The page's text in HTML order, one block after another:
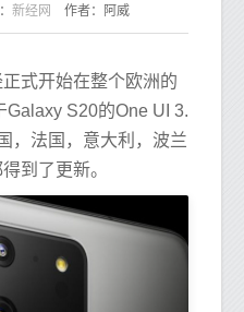
新经网 作者：阿威
式开始在整个欧洲的
Galaxy S20的One UI 3.
，法国，意大利，波兰
到了更新。